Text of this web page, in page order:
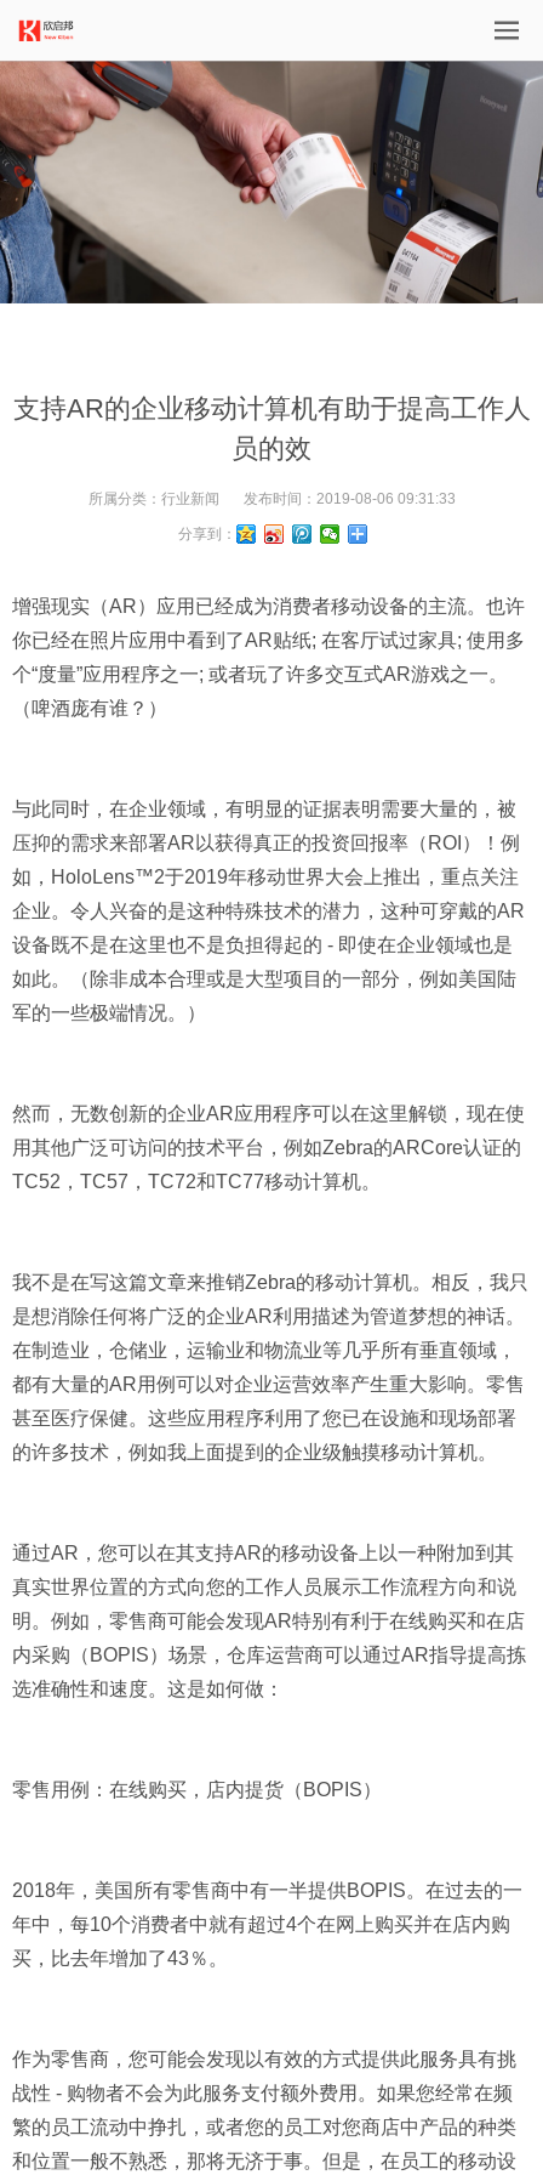
支持AR的企业移动计算机有助于提高工作人
员的效
所属分类： 行业新闻 发布时间： 2019-08-06 09:31:33
分享到：
增强现实（AR）应用已经成为消费者移动设备的主流。也许
你已经在照片应用中看到了AR贴纸; 在客厅试过家具; 使用多
个“度量”应用程序之一; 或者玩了许多交互式AR游戏之一。
（啤酒庞有谁？）
与此同时，在企业领域，有明显的证据表明需要大量的，被
压抑的需求来部署AR以获得真正的投资回报率（ROI）！例
如，HoloLens™2于2019年移动世界大会上推出，重点关注
企业。令人兴奋的是这种特殊技术的潜力，这种可穿戴的AR
设备既不是在这里也不是负担得起的 - 即使在企业领域也是
如此。（除非成本合理或是大型项目的一部分，例如美国陆
军的一些极端情况。）
然而，无数创新的企业AR应用程序可以在这里解锁，现在使
用其他广泛可访问的技术平台，例如Zebra的ARCore认证的
TC52，TC57，TC72和TC77移动计算机。
我不是在写这篇文章来推销Zebra的移动计算机。相反，我只
是想消除任何将广泛的企业AR利用描述为管道梦想的神话。
在制造业，仓储业，运输业和物流业等几乎所有垂直领域，
都有大量的AR用例可以对企业运营效率产生重大影响。零售
甚至医疗保健。这些应用程序利用了您已在设施和现场部署
的许多技术，例如我上面提到的企业级触摸移动计算机。
通过AR，您可以在其支持AR的移动设备上以一种附加到其
真实世界位置的方式向您的工作人员展示工作流程方向和说
明。例如，零售商可能会发现AR特别有利于在线购买和在店
内采购（BOPIS）场景，仓库运营商可以通过AR指导提高拣
选准确性和速度。这是如何做：
零售用例：在线购买，店内提货（BOPIS）
2018年，美国所有零售商中有一半提供BOPIS。在过去的一
年中，每10个消费者中就有超过4个在网上购买并在店内购
买，比去年增加了43％。
作为零售商，您可能会发现以有效的方式提供此服务具有挑
战性 - 购物者不会为此服务支付额外费用。如果您经常在频
繁的员工流动中挣扎，或者您的员工对您商店中产品的种类
和位置一般不熟悉，那将无济于事。但是，在员工的移动设